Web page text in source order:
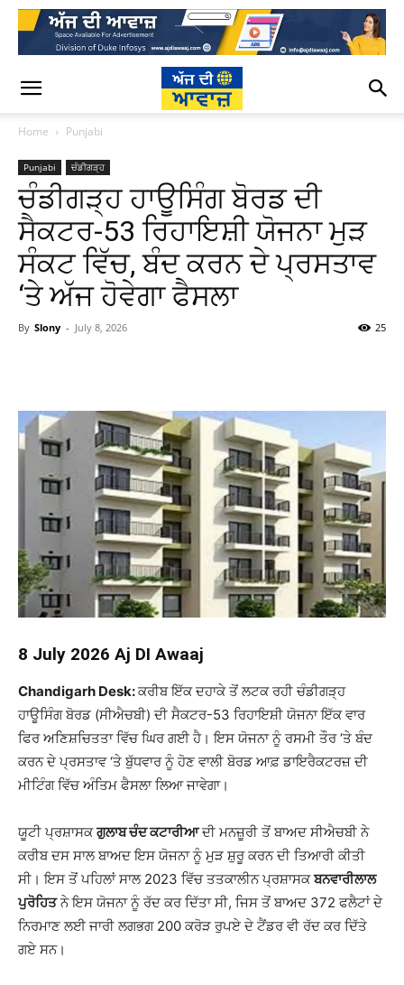
Home Punjabi
Punjabi ਚੰਡੀਗੜ੍ਹ
ਚੰਡੀਗੜ੍ਹ ਹਾਊਸਿੰਗ ਬੋਰਡ ਦੀ
ਸੈਕਟਰ-53 ਰਿਹਾਇਸ਼ੀ ਯੋਜਨਾ ਮੁੜ
ਸੰਕਟ ਵਿੱਚ, ਬੰਦ ਕਰਨ ਦੇ ਪ੍ਰਸਤਾਵ
‘ਤੇ ਅੱਜ ਹੋਵੇਗਾ ਫੈਸਲਾ
By Slony - July 8, 2026 25
8 July 2026 Aj DI Awaaj
Chandigarh Desk:ਕਰੀਬ ਇੱਕ ਦਹਾਕੇ ਤੋਂ ਲਟਕ ਰਹੀ ਚੰਡੀਗੜ੍ਹ
ਹਾਊਸਿੰਗ ਬੋਰਡ (ਸੀਐਚਬੀ) ਦੀ ਸੈਕਟਰ-53 ਰਿਹਾਇਸ਼ੀ ਯੋਜਨਾ ਇੱਕ ਵਾਰ
ਫਿਰ ਅਣਿਸ਼ਚਿਤਤਾ ਵਿੱਚ ਘਿਰ ਗਈ ਹੈ। ਇਸ ਯੋਜਨਾ ਨੂੰ ਰਸਮੀ ਤੌਰ ‘ਤੇ ਬੰਦ
ਕਰਨ ਦੇ ਪ੍ਰਸਤਾਵ ‘ਤੇ ਬੁੱਧਵਾਰ ਨੂੰ ਹੋਣ ਵਾਲੀ ਬੋਰਡ ਆਫ਼ ਡਾਇਰੈਕਟਰਜ਼ ਦੀ
ਮੀਟਿੰਗ ਵਿੱਚ ਅੰਤਿਮ ਫੈਸਲਾ ਲਿਆ ਜਾਵੇਗਾ।
ਯੂਟੀ ਪ੍ਰਸ਼ਾਸਕਗੁਲਾਬ ਚੰਦ ਕਟਾਰੀਆਦੀ ਮਨਜ਼ੂਰੀ ਤੋਂ ਬਾਅਦ ਸੀਐਚਬੀ ਨੇ
ਕਰੀਬ ਦਸ ਸਾਲ ਬਾਅਦ ਇਸ ਯੋਜਨਾ ਨੂੰ ਮੁੜ ਸ਼ੁਰੂ ਕਰਨ ਦੀ ਤਿਆਰੀ ਕੀਤੀ
ਸੀ। ਇਸ ਤੋਂ ਪਹਿਲਾਂ ਸਾਲ 2023 ਵਿੱਚ ਤਤਕਾਲੀਨ ਪ੍ਰਸ਼ਾਸਕਬਨਵਾਰੀਲਾਲ
ਪੁਰੋਹਿਤਨੇ ਇਸ ਯੋਜਨਾ ਨੂੰ ਰੱਦ ਕਰ ਦਿੱਤਾ ਸੀ, ਜਿਸ ਤੋਂ ਬਾਅਦ 372 ਫਲੈਟਾਂ ਦੇ
ਨਿਰਮਾਣ ਲਈ ਜਾਰੀ ਲਗਭਗ 200 ਕਰੋੜ ਰੁਪਏ ਦੇ ਟੈਂਡਰ ਵੀ ਰੱਦ ਕਰ ਦਿੱਤੇ
ਗਏ ਸਨ।